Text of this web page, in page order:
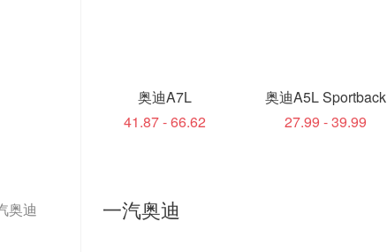
奥迪A7L
41.87 - 66.62
奥迪A5L Sportback
27.99 - 39.99
奥迪 一汽奥迪